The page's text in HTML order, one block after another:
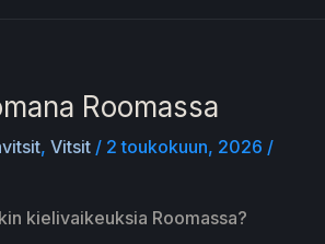
Roomassa
, Vitsit/ 2 toukokuun, 2026 /
kielivaikeuksia Roomassa?